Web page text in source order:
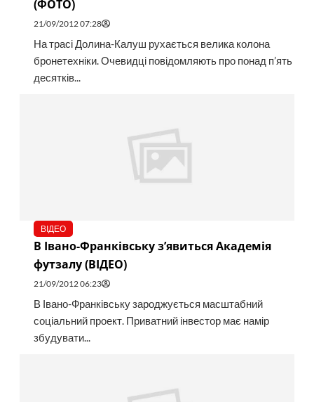
(ФОТО)
21/09/2012 07:28
На трасі Долина-Калуш рухається велика колона
бронетехніки. Очевидці повідомляють про понад п’ять
десятків...
ВІДЕО
В Івано-Франківську з’явиться Академія
футзалу (ВІДЕО)
21/09/2012 06:23
В Івано-Франківську зароджується масштабний
соціальний проект. Приватний інвестор має намір
збудувати...